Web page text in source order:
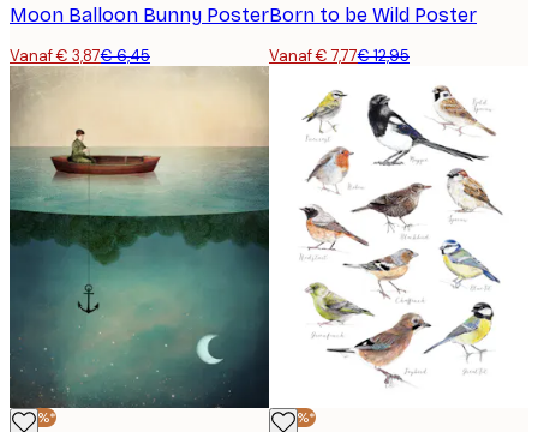
Moon Balloon Bunny Poster
Vanaf € 3,87€ 6,45
Born to be Wild Poster
Vanaf € 7,77€ 12,95
-40%* -40%*